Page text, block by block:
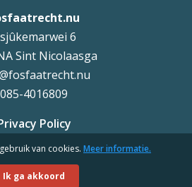
6
Sint Nicolaasga
085-4016809
Policy
©Uteq
van cookies. Meer informatie.
Ik ga akkoord